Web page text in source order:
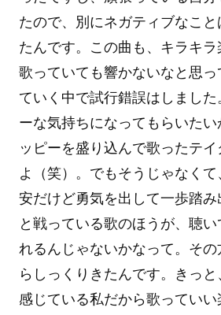
たので、別にネガティブなこ
たんです。この曲も、キラキ
歌っていても響かないなと思
ていく中で試行錯誤はしまし
ーな気持ちになってもらいた
ッピーを盛り込んで歌ったテ
よ（笑）。でもそうじゃなく
安だけど勇気を出して一歩踏み
と戦っている歌のほうが、聴
れるんじゃないかなって。そ
らしっくりきたんです。きっ
感じている私だから歌っていい